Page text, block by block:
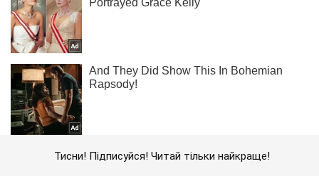
Тисни! Підписуйся! Читай тільки найкраще!